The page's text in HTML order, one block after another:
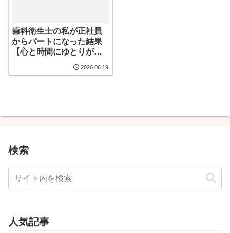
歯科衛生士の私が正社員
からパートになった結果
【心と時間にゆとりがで
2026.06.19
検索
人気記事